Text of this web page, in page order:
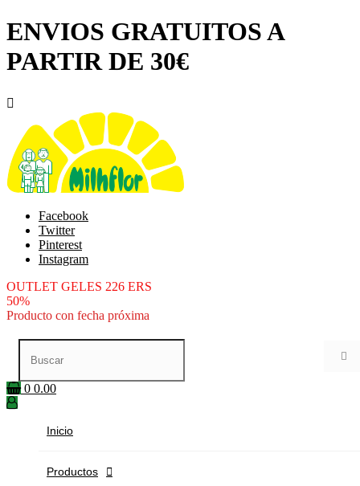
ENVIOS GRATUITOS A
PARTIR DE 30€

Facebook
Twitter
Pinterest
Instagram
OUTLET GELES 226 ERS
50%
Producto con fecha próxima

0 0.00
Inicio
Productos 